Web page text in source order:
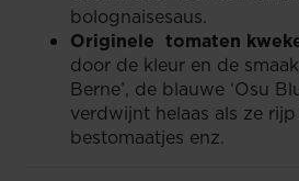
bolognaisesaus.
Originele tomaten
door de kleur en de
Berne’, de blauwe ‘Osu
verdwijnt helaas als ze
bestomaatjes enz.